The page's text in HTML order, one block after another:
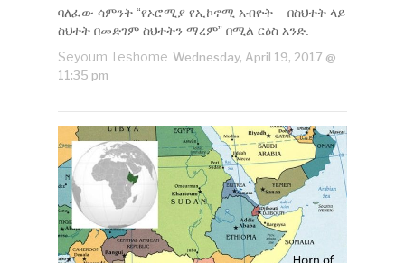
ባለፈው ሳምንት “የኦሮሚያ የኢኮኖሚ አብዮት – በስህተት ላይ
ስህተት በመድገም ስህተትን ማረም” በሚል ርዕስ አንድ.
Seyoum Teshome Wednesday, April 19, 2017 @
11:35 pm